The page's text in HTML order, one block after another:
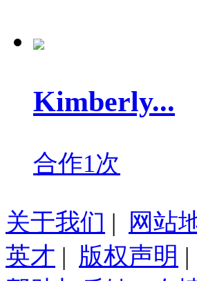
Kimberly...
合作1次
关于我们 | 网站
英才 | 版权声明 |